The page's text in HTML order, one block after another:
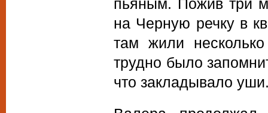
пьяным. Пожив три
на Черную речку в
там жили
трудно было
что закладывало